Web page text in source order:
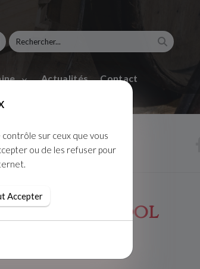
Actualités Contact
| AOC Bandol
sur ceux que vous
ou de les refuser pour
Accepter